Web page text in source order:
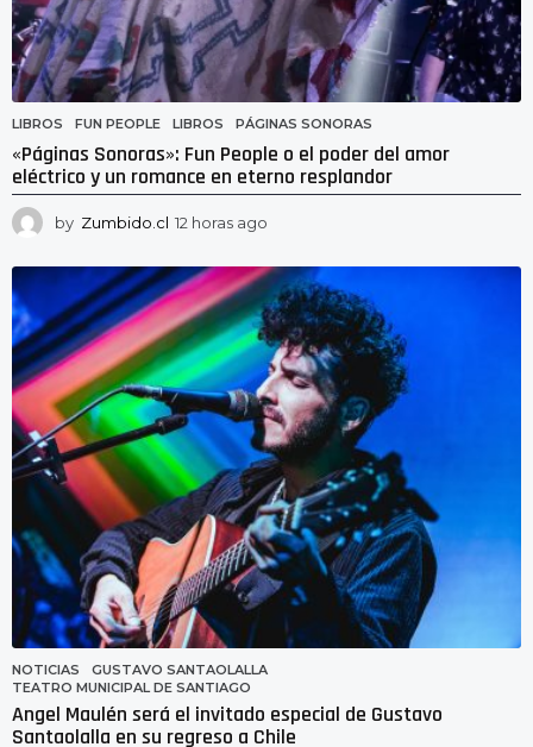
LIBROS FUN PEOPLE ,LIBROS ,PÁGINAS SONORAS
«Páginas Sonoras»: Fun People o el poder del amor
eléctrico y un romance en eterno resplandor
by Zumbido.cl 12 horas ago
h
r
a
s
a
g
o
NOTICIAS GUSTAVO SANTAOLALLA
TEATRO MUNICIPAL DE SANTIAGO
Angel Maulén será el invitado especial de Gustavo
Santaolalla en su regreso a Chile